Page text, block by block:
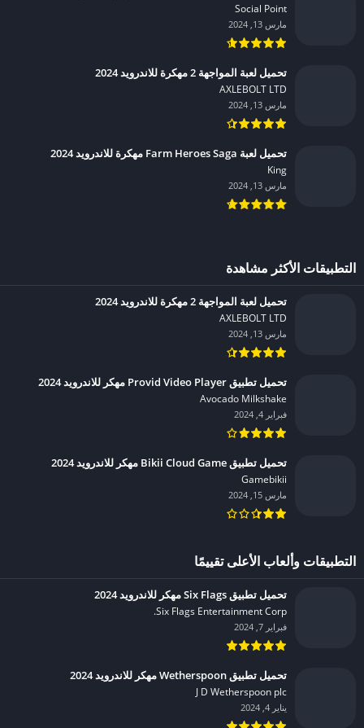
Social Point‏
مارس 13, 2024
تحميل لعبة المواجهة 2 مهكرة للاندرويد 2024
AXLEBOLT LTD‏
مارس 13, 2024
تحميل لعبة Farm Heroes Saga مهكرة للاندرويد 2024
King‏
مارس 13, 2024
التطبيقات الأكثر مشاهدة
تحميل لعبة المواجهة 2 مهكرة للاندرويد 2024
AXLEBOLT LTD‏
مارس 13, 2024
تحميل تطبيق Provid Video Player مهكر للاندرويد 2024
Avocado Milkshake‏
فبراير 4, 2024
تحميل تطبيق Bikii Cloud Game مهكر للاندرويد 2024
Gamebikii‏
مارس 15, 2024
التطبيقات وألعاب الأعلى تقييمًا
تحميل تطبيق Six Flags مهكر للاندرويد 2024
Six Flags Entertainment Corp.‏
فبراير 7, 2024
تحميل تطبيق Wetherspoon مهكر للاندرويد 2024
J D Wetherspoon plc‏
يناير 4, 2024